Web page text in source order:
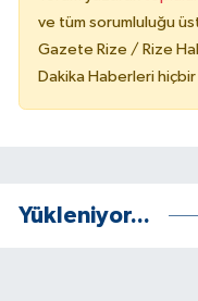
ve tüm sorumluluğu
Gazete Rize / Rize
Dakika Haberleri
Yükleniyor...